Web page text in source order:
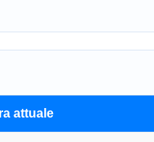
attuale